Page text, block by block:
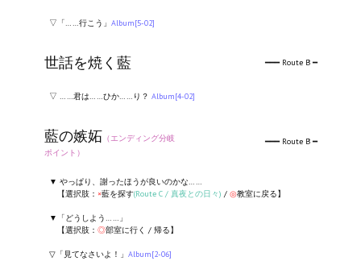
▽「……行こう」 Album[5-02]
世話を焼く藍 ━━━ Route B ━
▽ ……君は……ひか……り？ Album[4-02]
藍の嫉妬 （エンディング分岐
ポイント）
━━━ Route B ━
▼ やっぱり、謝ったほうが良いのかな……
【選択肢： ×藍を探す(Route C / 真夜との日々) / ◎教室に戻る】
▼「どうしよう……」
【選択肢： ◎部室に行く / 帰る】
▽「見てなさいよ！」 Album[2-06]